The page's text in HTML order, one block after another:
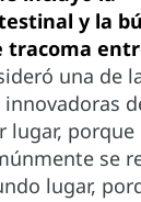
y la
tracoma
una de
lugar,
se
lugar,